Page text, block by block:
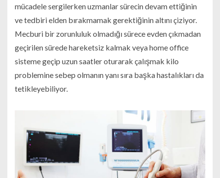
mücadele sergilerken uzmanlar sürecin devam ettiğinin
ve tedbiri elden bırakmamak gerektiğinin altını çiziyor.
Mecburi bir zorunluluk olmadığı sürece evden çıkmadan
geçirilen sürede hareketsiz kalmak veya home office
sisteme geçip uzun saatler oturarak çalışmak kilo
problemine sebep olmanın yanı sıra başka hastalıkları da
tetikleyebiliyor.